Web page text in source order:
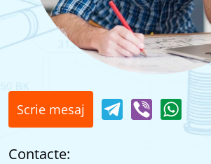
Scrie mesaj
Contacte: